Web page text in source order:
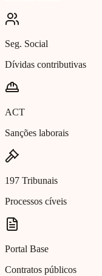
Seg. Social
Dívidas contributivas
ACT
Sanções laborais
197 Tribunais
Processos cíveis
Portal Base
Contratos públicos